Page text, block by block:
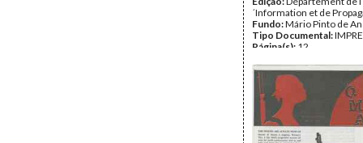
´Information et de
Fundo:Mário Pinto de
Tipo Documental:
Página(s): 12